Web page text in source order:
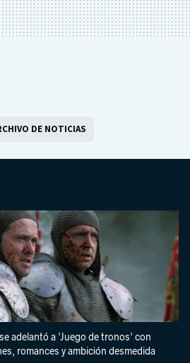
DE NOTICIAS
adelantó a 'Juego de tronos' con
romances y ambición desmedida